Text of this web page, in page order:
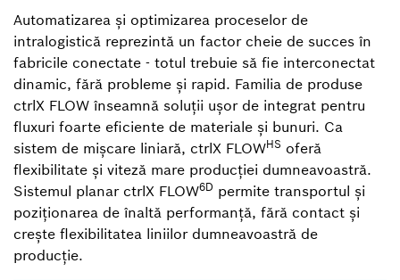
Automatizarea și optimizarea proceselor de
intralogistică reprezintă un factor cheie de succes în
fabricile conectate - totul trebuie să fie interconectat
dinamic, fără probleme și rapid. Familia de produse
ctrlX FLOW înseamnă soluții ușor de integrat pentru
fluxuri foarte eficiente de materiale și bunuri. Ca
sistem de mișcare liniară, ctrlX FLOWHS oferă
flexibilitate și viteză mare producției dumneavoastră.
Sistemul planar ctrlX FLOW6D permite transportul și
poziționarea de înaltă performanță, fără contact și
crește flexibilitatea liniilor dumneavoastră de
producție.